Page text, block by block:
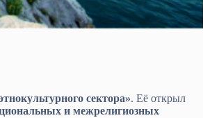
сектора». Её открыл
и межрелигиозных